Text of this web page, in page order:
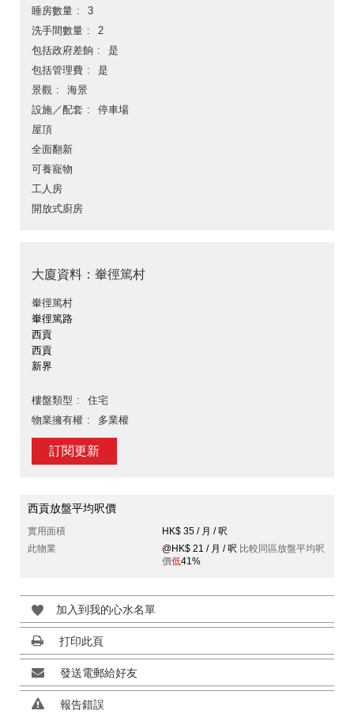
睡房數量
3
洗手間數量
2
包括政府差餉
是
包括管理費
是
景觀
海景
設施／配套
停車場
屋頂
全面翻新
可養寵物
工人房
開放式廚房
大廈資料：輋徑篤村
輋徑篤村
輋徑篤路
西貢
西貢
新界
樓盤類型
住宅
物業擁有權
多業權
訂閱更新
西貢放盤平均呎價
實用面積
HK$ 35 / 月 / 呎
此物業
@HK$ 21 / 月 / 呎 比較同區放盤平均呎
價低41%
加入到我的心水名單
打印此頁
發送電郵給好友
報告錯誤